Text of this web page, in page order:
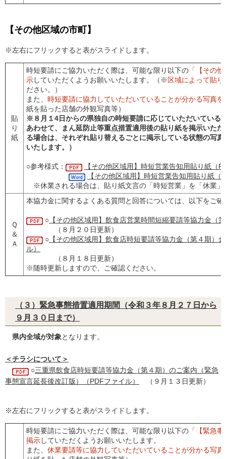
【その他区域の市町】
※左右にフリックすると表がスライドします。
貼
り
紙
時短要請にご協力いただく際は、可能な限り以下の 「【その
示していただくようお願いいたします。（※ 区域によって貼
ださい。）
また、 時短要請に協力していただいていることが分かる写真を
紙を貼った店舗の外観写真等）
※８月１4日からの県独自の時短要請に応じていただいている
あわせて、まん延防止等重点措置適用後の貼り紙を掲示いた
る場合は、それぞれ貼り替えるごとに掲示している状態の写真
いたします。）
○参考様式：
【その他区域用】時短営業告知用貼り紙（
【その他区域用】時短営業告知用貼り紙（
※休業される場合は、貼り紙文言の「時短営業」を「休業」
Ｑ
＆
Ａ
本協力金に関するよくある質問と回答については、以下をご
○ 【その他区域用】飲食店営業時間短縮要請等協力金（
（８月２０日更新）
○ 【その他区域用】飲食店時短要請等協力金（第４期）
ル）
（８月１８日更新）
※随時更新しますので、ご確認ください。
（３）緊急事態措置適用期間（令和３年８月２７日から
９月３０日まで）
県内全域が対象となります。
＜チラシについて＞
○三重県飲食店時短要請等協力金（第４期）のご案内（緊急
事態宣言延長後改訂版）（PDFファイル）
（９月１３日更新）
※左右にフリックすると表がスライドします。
時短要請にご協力いただく際は、可能な限り以下の 「【緊急
掲示していただくようお願いいたします。
また、 休業要請等に協力していただいていることが分かる写真